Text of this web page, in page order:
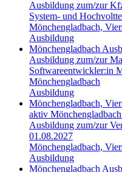
Ausbildung zum/zur
System- und
Mönchengladbach,
Ausbildung
Mönchengladbach
Ausbildung zum/zur
Softwareentwickler:in
Mönchengladbach
Ausbildung
Mönchengladbach,
aktiv
Ausbildung zum/zur
01.08.2027
Mönchengladbach,
Ausbildung
Mönchengladbach